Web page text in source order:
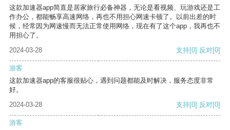
这款加速器app简直是居家旅行必备神器，无论是看视频、玩游戏还是工
作办公，都能畅享高速网络，再也不用担心网速卡顿了。以前出差的时
候，经常因为网速慢而无法正常使用网络，现在有了这个app，我再也不
用担心了。
2024-03-28
支持[0] 反对[0]
游客
这款加速器app的客服很贴心，遇到问题都能及时解决，服务态度非常
好。
2024-03-28
支持[0] 反对[0]
游客